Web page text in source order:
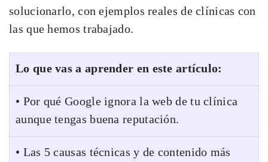
solucionarlo, con ejemplos reales de clínicas con
las que hemos trabajado.
Lo que vas a aprender en este artículo:
• Por qué Google ignora la web de tu clínica
aunque tengas buena reputación.
• Las 5 causas técnicas y de contenido más